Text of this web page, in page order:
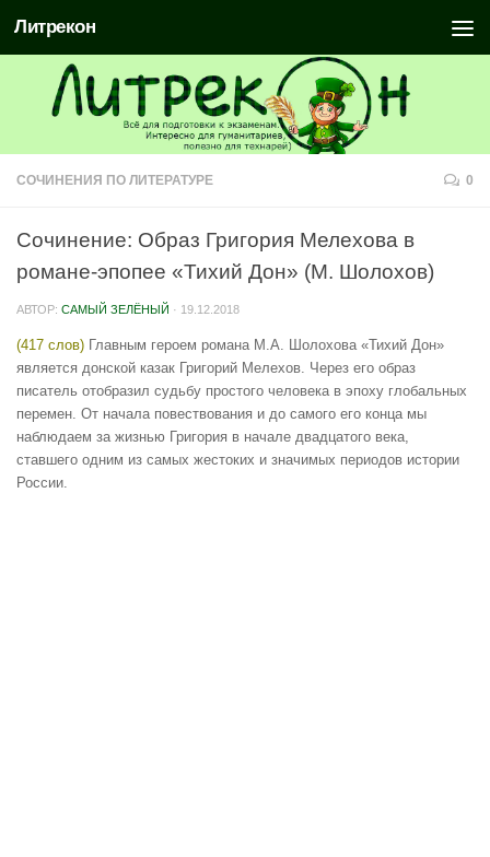
Литрекон
СОЧИНЕНИЯ ПО ЛИТЕРАТУРЕ 0
Сочинение: Образ Григория Мелехова в
романе-эпопее «Тихий Дон» (М. Шолохов)
АВТОР: САМЫЙ ЗЕЛЁНЫЙ · 19.12.2018
(417 слов) Главным героем романа М.А. Шолохова «Тихий Дон»
является донской казак Григорий Мелехов. Через его образ
писатель отобразил судьбу простого человека в эпоху глобальных
перемен. От начала повествования и до самого его конца мы
наблюдаем за жизнью Григория в начале двадцатого века,
ставшего одним из самых жестоких и значимых периодов истории
России.